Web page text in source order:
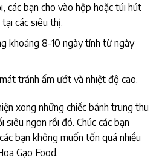
các bạn cho vào hộp hoặc túi hút
các siêu thị.
khoảng 8-10 ngày tính từ ngày
tránh ẩm ướt và nhiệt độ cao.
xong những chiếc bánh trung thu
ngon rồi đó. Chúc các bạn
bạn không muốn tốn quá nhiều
Gạo Food.